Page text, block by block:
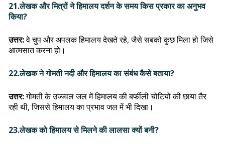
21.लेखक और मित्रों ने हिमालय दर्शन के समय किस प्रकार का अनुभव
किया?
उत्तर:वे चुप और अपलक हिमालय देखते रहे, जैसे सबको कुछ मिला हो जिसे
आत्मसात करना हो।
22.लेखक ने गोमती नदी और हिमालय का संबंध कैसे बताया?
उत्तर:गोमती के उज्ज्वल जल में हिमालय की बर्फीली चोटियों की छाया तैर
रही थी, जिससे हिमालय का प्रभाव जल में भी दिखा।
23.लेखक को हिमालय से मिलने की लालसा क्यों बनी?